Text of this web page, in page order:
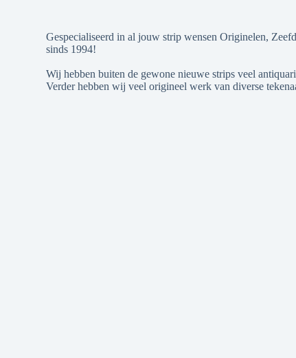
Gespecialiseerd in al jouw strip wensen Originelen,
sinds 1994!
Wij hebben buiten de gewone nieuwe strips veel
Verder hebben wij veel origineel werk van diverse